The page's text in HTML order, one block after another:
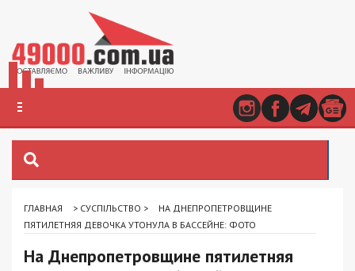
ГЛАВНАЯ > СУСПІЛЬСТВО >
НА ДНЕПРОПЕТРОВЩИНЕ
ПЯТИЛЕТНЯЯ ДЕВОЧКА УТОНУЛА В БАССЕЙНЕ: ФОТО
На Днепропетровщине пятилетняя